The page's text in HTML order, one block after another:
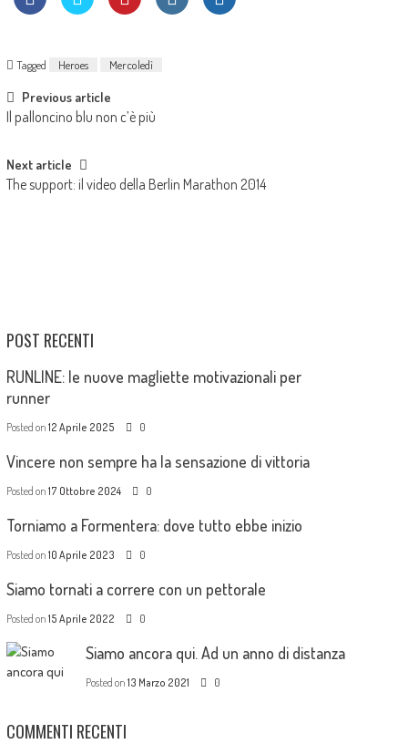
Tagged Heroes Mercoledì
Previous article
Il palloncino blu non c’è più
Next article
The support: il video della Berlin Marathon 2014
POST RECENTI
RUNLINE: le nuove magliette motivazionali per
runner
Posted on 12 Aprile 2025 0
Vincere non sempre ha la sensazione di vittoria
Posted on 17 Ottobre 2024 0
Torniamo a Formentera: dove tutto ebbe inizio
Posted on 10 Aprile 2023 0
Siamo tornati a correre con un pettorale
Posted on 15 Aprile 2022 0
Siamo ancora qui. Ad un anno di distanza
Posted on 13 Marzo 2021 0
COMMENTI RECENTI